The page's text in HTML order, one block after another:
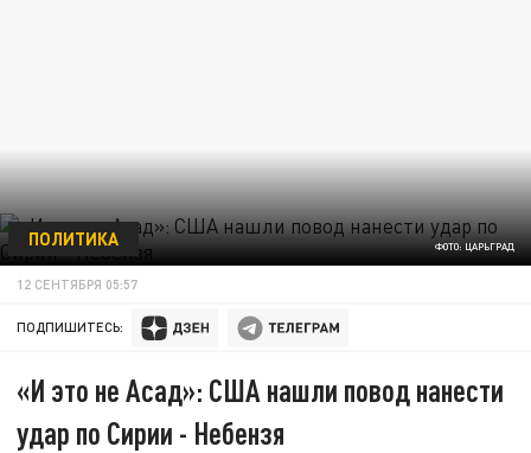
ФОТО: ЦАРЬГРАД
ПОЛИТИКА
12 СЕНТЯБРЯ 05:57
ПОДПИШИТЕСЬ:
«И это не Асад»: США нашли повод нанести
удар по Сирии - Небензя